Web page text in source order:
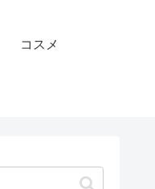
コスメ